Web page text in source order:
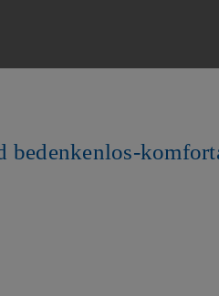
bedenkenlos-